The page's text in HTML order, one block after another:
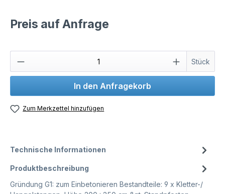
Preis auf Anfrage
Stück
In den Anfragekorb
Zum Merkzettel hinzufügen
Technische Informationen
Produktbeschreibung
Gründung G1: zum Einbetonieren Bestandteile: 9 x Kletter-/